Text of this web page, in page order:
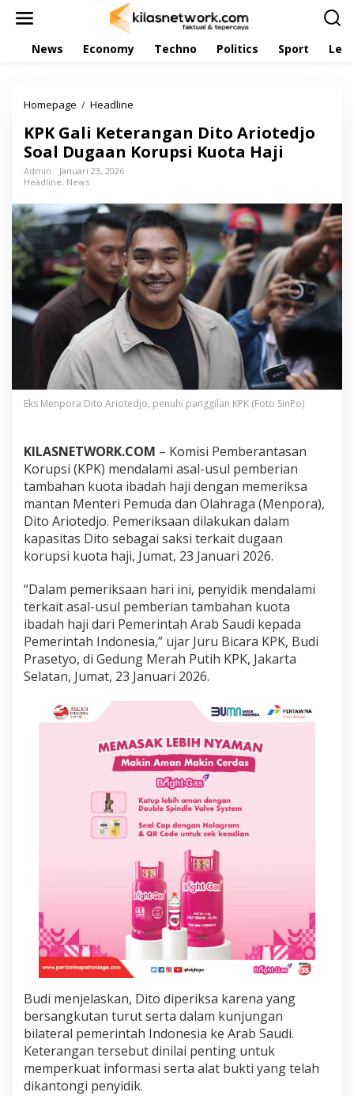
News Economy Techno Politics Sport
Homepage / Headline
K
G
a
K
e
t
e
r
a
n
g
a
n
D
i
o
A
o
t
e
d
j
o
o
a
D
u
a
a
n
K
r
s
i
K
o
a
a
i
KPK Gali Keterangan Dito Ariotedjo
Soal Dugaan Korupsi Kuota Haji
Admin
Januari 23, 2026
Headline, News
Eks Menpora Dito Ariotedjo, penuhi panggilan KPK (Foto SinPo)
KILASNETWORK.COM – Komisi Pemberantasan
Korupsi (KPK) mendalami asal-usul pemberian
tambahan kuota ibadah haji dengan memeriksa
mantan Menteri Pemuda dan Olahraga (Menpora),
Dito Ariotedjo. Pemeriksaan dilakukan dalam
kapasitas Dito sebagai saksi terkait dugaan
korupsi kuota haji, Jumat, 23 Januari 2026.
“Dalam pemeriksaan hari ini, penyidik mendalami
terkait asal-usul pemberian tambahan kuota
ibadah haji dari Pemerintah Arab Saudi kepada
Pemerintah Indonesia,” ujar Juru Bicara KPK, Budi
Prasetyo, di Gedung Merah Putih KPK, Jakarta
Selatan, Jumat, 23 Januari 2026.
Budi menjelaskan, Dito diperiksa karena yang
bersangkutan turut serta dalam kunjungan
bilateral pemerintah Indonesia ke Arab Saudi.
Keterangan tersebut dinilai penting untuk
memperkuat informasi serta alat bukti yang telah
dikantongi penyidik.